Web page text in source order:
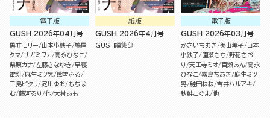
電子版
GUSH 2026年04月号
黒井モリー 山本小鉄子 鳩屋
タマ サガミワカ 高永ひなこ
栗原カナ 左藤さなゆき 早寝
電灯 麻生ミツ晃 熊雪ふる
三島ピタリ 淀川ゆお もちぱ
む 藤河るり 他 大村あも
紙版
GUSH 2026年4月号
GUSH編集部
電子版
GUSH 2026年03月号
かさいちあき 美山薫子 山本
小鉄子 園瀬もち 野花さお
り
天王寺ミオ 百瀬あん 高永
ひなこ 嘉島ちあき 麻生ミツ
晃 鮭田ねね 吉井ハルアキ
秋鮭こぐま 他